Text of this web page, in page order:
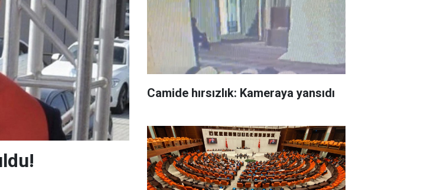
Camide hırsızlık: Kameraya yansıdı